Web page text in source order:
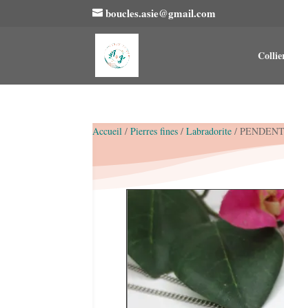
boucles.asie@gmail.com
Accueil /Pierres fines /Labradorite /